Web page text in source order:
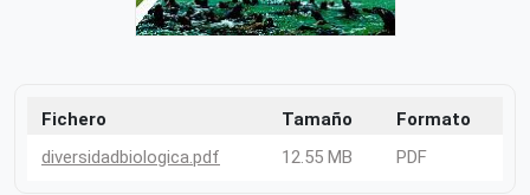
Fichero Tamaño
Formato
diversidadbiologica.pdf
12.55 MB PDF